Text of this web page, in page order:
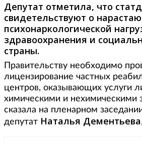
Депутат отметила, что
свидетельствуют о
психонаркологической
здравоохранения и
страны.
Правительству необходимо
лицензирование частных
центров, оказывающих услуги
химическими и нехимическими
сказала на пленарном
депутат Наталья Дементьева